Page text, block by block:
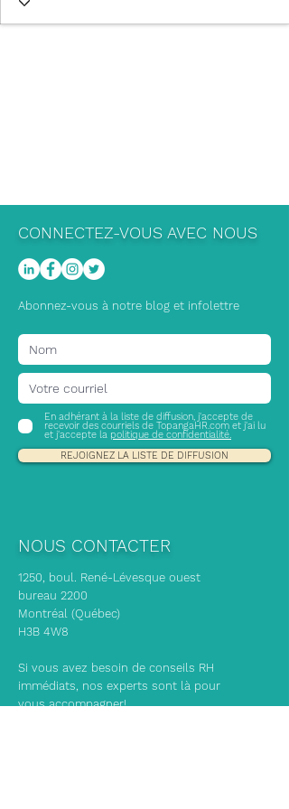
CONNECTEZ-VOUS AVEC NOUS
Abonnez-vous à notre blog et infolettre
En adhérant à la liste de diffusion, j'accepte de
recevoir des courriels de TopangaHR.com et j'ai lu
et j'accepte la politique de confidentialité.
REJOIGNEZ LA LISTE DE DIFFUSION
NOUS CONTACTER
1250, boul. René-Lévesque ouest
bureau 2200
Montréal (Québec)
H3B 4W8
Si vous avez besoin de conseils RH
immédiats, nos experts sont là pour
vous accompagner!